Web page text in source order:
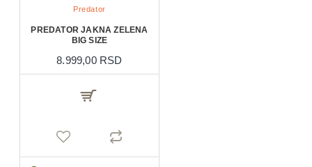
Predator
PREDATOR JAKNA ZELENA
BIG SIZE
8.999,00 RSD